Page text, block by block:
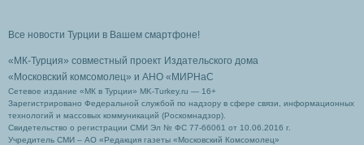
Все новости Турции в Вашем смартфоне!
«МК-Турция» совместный проект Издательского дома
«Московский комсомолец» и АНО «МИРНаС
Сетевое издание «МК в Турции» MK-Turkey.ru — 16+
Зарегистрировано Федеральной службой по надзору в сфере связи, информационных
технологий и массовых коммуникаций (Роскомнадзор).
Свидетельство о регистрации СМИ Эл № ФС 77-66061 от 10.06.2016 г.
Учредитель СМИ – АО «Редакция газеты «Московский Комсомолец»